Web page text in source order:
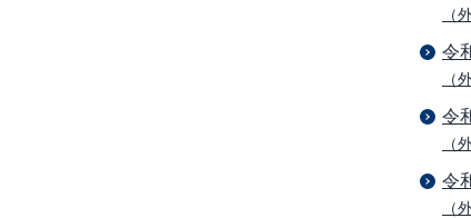
（
令
（
令
（
令
（